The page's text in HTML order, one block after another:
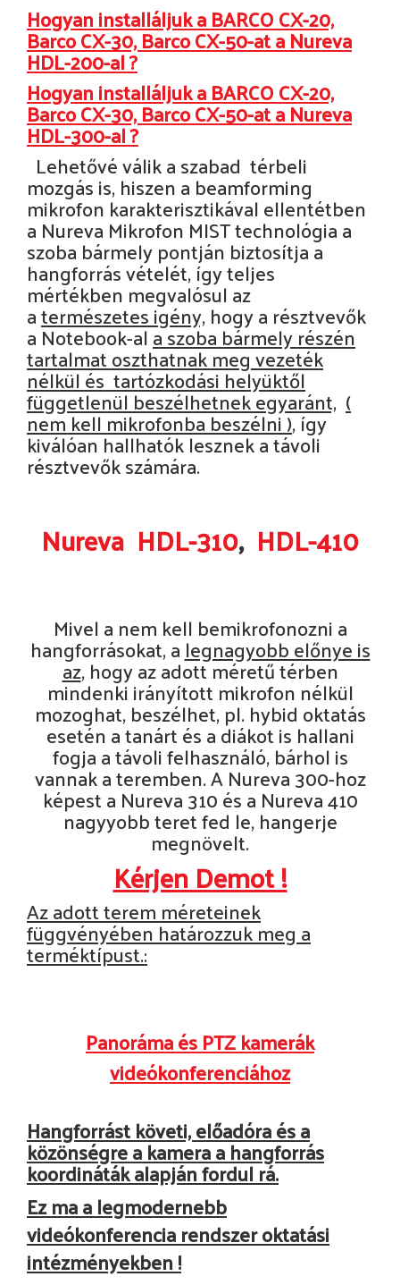
Hogyan installáljuk a BARCO CX-20,
Barco CX-30, Barco CX-50-at a Nureva
HDL-200-al ?
Hogyan installáljuk a BARCO CX-20,
Barco CX-30, Barco CX-50-at a Nureva
HDL-300-al ?
Lehetővé válik a szabad térbeli
mozgás is, hiszen a beamforming
mikrofon karakterisztikával ellentétben
a Nureva Mikrofon MIST technológia a
szoba bármely pontján biztosítja a
hangforrás vételét, így teljes
mértékben megvalósul az
atermészetes igény,hogy a résztvevők
a Notebook-ala szoba bármely részén
tartalmat oszthatnak meg vezeték
nélkül és tartózkodási helyüktől
függetlenül beszélhetnek egyaránt, (
nem kell mikrofonba beszélni ), így
kiválóan hallhatók lesznek a távoli
résztvevők számára.
Nureva HDL-310, HDL-410
Mivel a nem kell bemikrofonozni a
hangforrásokat, alegnagyobb előnye is
az, hogy az adott méretű térben
mindenki irányított mikrofon nélkül
mozoghat, beszélhet, pl. hybid oktatás
esetén a tanárt és a diákot is hallani
fogja a távoli felhasználó, bárhol is
vannak a teremben. A Nureva 300-hoz
képest a Nureva 310 és a Nureva 410
nagyyobb teret fed le, hangerje
megnövelt.
Kérjen Demot !
Az adott terem méreteinek
függvényében határozzuk meg a
terméktípust.:
Panoráma és PTZ kamerák
videókonferenciához
Hangforrást követi, előadóra és a
közönségre a kamera a hangforrás
koordináták alapján fordul rá.
Ez ma a legmodernebb
videókonferencia rendszer oktatási
intézményekben !